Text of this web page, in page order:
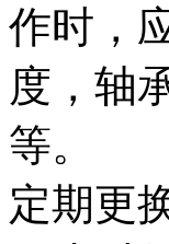
作时，
度，轴
等。
定期更